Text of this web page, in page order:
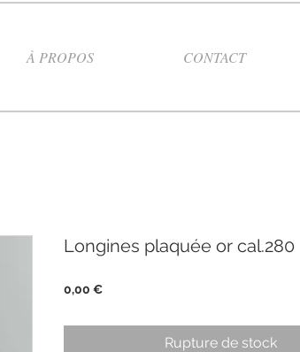
À PROPOS CONTACT
Longines plaquée or cal.280
0,00 €Prix
Rupture de stock